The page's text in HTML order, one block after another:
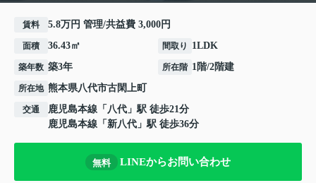
賃料 5.8万円 管理/共益費 3,000円
面積 36.43㎡ 間取り 1LDK
築年数 築3年 所在階 1階/2階建
所在地 熊本県八代市古閑上町
交通 鹿児島本線 「 八代 」駅 徒歩21分
鹿児島本線 「 新八代 」駅 徒歩36分
無料 LINEからお問い合わせ